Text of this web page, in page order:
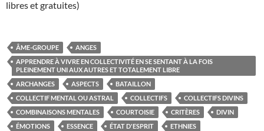
libres et gratuites)
ÂME-GROUPE
ANGES
APPRENDRE À VIVRE EN COLLECTIVITÉ EN SE SENTANT À LA FOIS
PLEINEMENT UNI AUX AUTRES ET TOTALEMENT LIBRE
ARCHANGES
ASPECTS
BATAILLON
COLLECTIF MENTAL OU ASTRAL
COLLECTIFS
COLLECTIFS DIVINS
COMBINAISONS MENTALES
COURTOISIE CRITÈRES
DIVIN
ÉMOTIONS
ESSENCE ÉTAT D'ESPRIT ETHNIES